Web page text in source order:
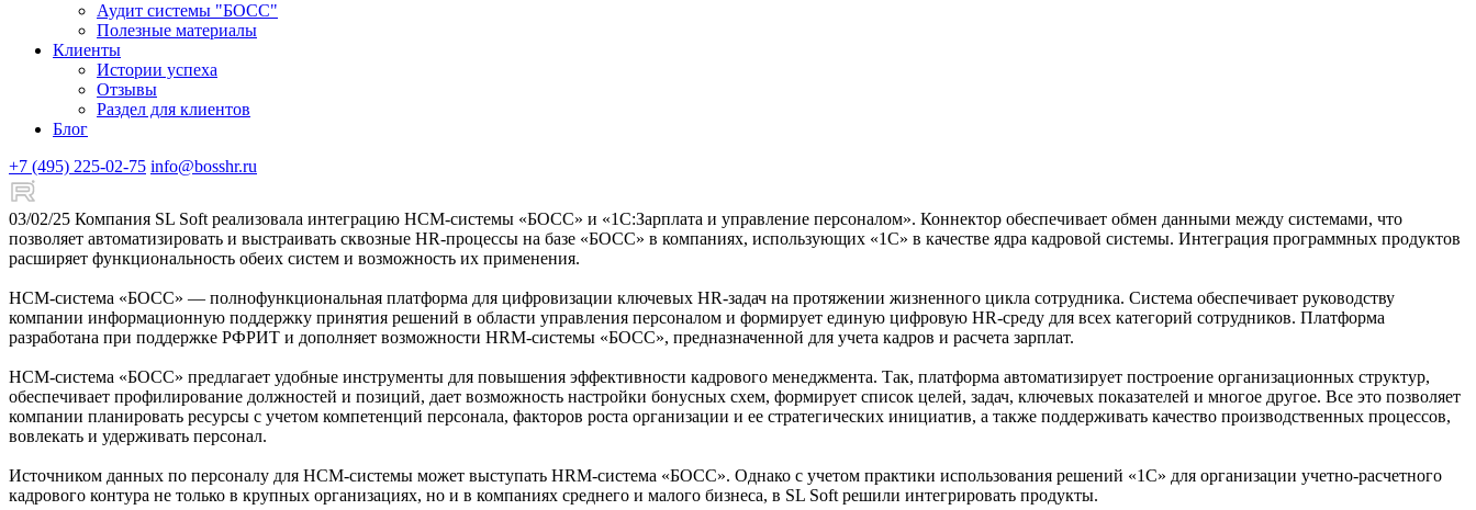
Аудит системы "БОСС"
Полезные материалы
Клиенты
Истории успеха
Отзывы
Раздел для клиентов
Блог
+7 (495) 225-02-75 info@bosshr.ru
03/02/25 Компания SL Soft реализовала интеграцию HCM-системы «БОСС» и «1С:Зарплата и управление персоналом». Коннектор обеспечивает обмен данными между системами, что
позволяет автоматизировать и выстраивать сквозные HR-процессы на базе «БОСС» в компаниях, использующих «1С» в качестве ядра кадровой системы. Интеграция программных продуктов
расширяет функциональность обеих систем и возможность их применения.
HCM-система «БОСС» — полнофункциональная платформа для цифровизации ключевых HR-задач на протяжении жизненного цикла сотрудника. Система обеспечивает руководству
компании информационную поддержку принятия решений в области управления персоналом и формирует единую цифровую HR-среду для всех категорий сотрудников. Платформа
разработана при поддержке РФРИТ и дополняет возможности HRM-системы «БОСС», предназначенной для учета кадров и расчета зарплат.
HCM-система «БОСС» предлагает удобные инструменты для повышения эффективности кадрового менеджмента. Так, платформа автоматизирует построение организационных структур,
обеспечивает профилирование должностей и позиций, дает возможность настройки бонусных схем, формирует список целей, задач, ключевых показателей и многое другое. Все это позволяет
компании планировать ресурсы с учетом компетенций персонала, факторов роста организации и ее стратегических инициатив, а также поддерживать качество производственных процессов,
вовлекать и удерживать персонал.
Источником данных по персоналу для HCM-системы может выступать HRM-система «БОСС». Однако с учетом практики использования решений «1С» для организации учетно-расчетного
кадрового контура не только в крупных организациях, но и в компаниях среднего и малого бизнеса, в SL Soft решили интегрировать продукты.